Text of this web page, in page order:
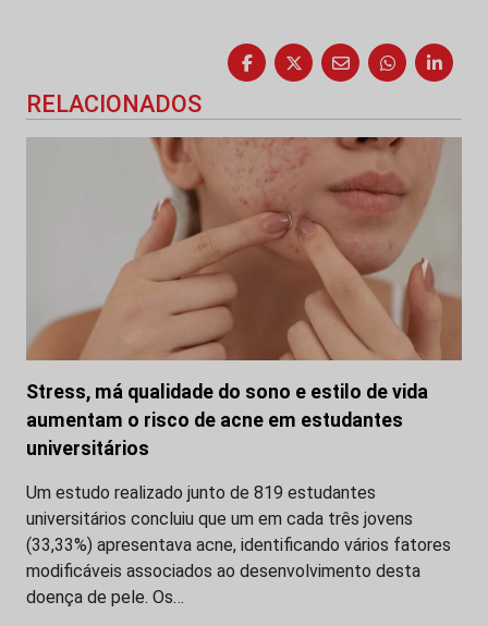
RELACIONADOS
Stress, má qualidade do sono e estilo de vida
aumentam o risco de acne em estudantes
universitários
Um estudo realizado junto de 819 estudantes
universitários concluiu que um em cada três jovens
(33,33%) apresentava acne, identificando vários fatores
modificáveis associados ao desenvolvimento desta
doença de pele. Os…